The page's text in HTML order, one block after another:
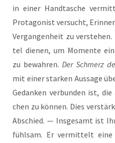
in einer Hand­ta­sche
Prot­ago­nist ver­sucht,
Ver­gan­gen­heit zu
tel die­nen, um Momen­te
zu bewah­ren. Der Schmerz
mit einer star­ken Aus­sa­ge
Gedan­ken ver­bun­den ist,
chen zu kön­nen. Dies
Abschied. — Ins­ge­samt ist
fühl­sam. Er ver­mit­telt eine